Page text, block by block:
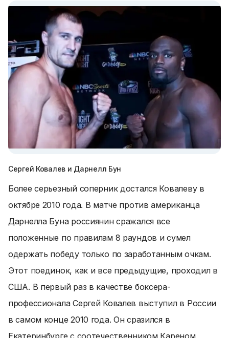
Сергей Ковалев и Дарнелл Бун
Более серьезный соперник достался Ковалеву в
октябре 2010 года. В матче против американца
Дарнелла Буна россиянин сражался все
положенные по правилам 8 раундов и сумел
одержать победу только по заработанным очкам.
Этот поединок, как и все предыдущие, проходил в
США. В первый раз в качестве боксера-
профессионала Сергей Ковалев выступил в России
в самом конце 2010 года. Он сразился в
Екатеринбурге с соотечественником Кареном